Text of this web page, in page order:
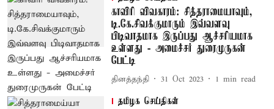
காவிரி விவகாரம்: சித்தராமையாவும்,
டி.கே.சிவக்குமாரும் இவ்வளவு
பிடிவாதமாக இருப்பது ஆச்சரியமாக
உள்ளது - அமைச்சர் துரைமுருகன்
பேட்டி
தினத்தந்தி 31 Oct 2023 1 min read
தமிழக செய்திகள்